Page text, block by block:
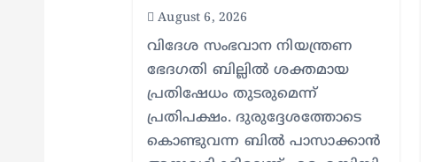
August 6, 2026
വിദേശ സംഭവാന നിയന്ത്രണ
ഭേദഗതി ബില്ലിൽ ശക്തമായ
പ്രതിഷേധം തുടരുമെന്ന്
പ്രതിപക്ഷം. ദുരുദ്ദേശത്തോടെ
കൊണ്ടുവന്ന ബിൽ പാസാക്കാൻ